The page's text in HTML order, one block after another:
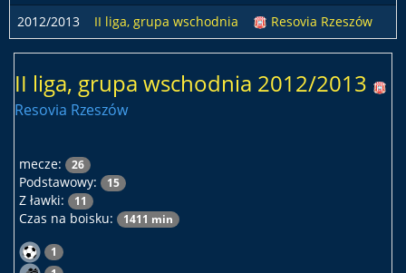
2012/2013
II liga, grupa wschodnia Resovia Rzeszów
II liga, grupa wschodnia 2012/2013
Resovia Rzeszów
mecze: 26
Podstawowy: 15
Z ławki: 11
Czas na boisku: 1411 min
1